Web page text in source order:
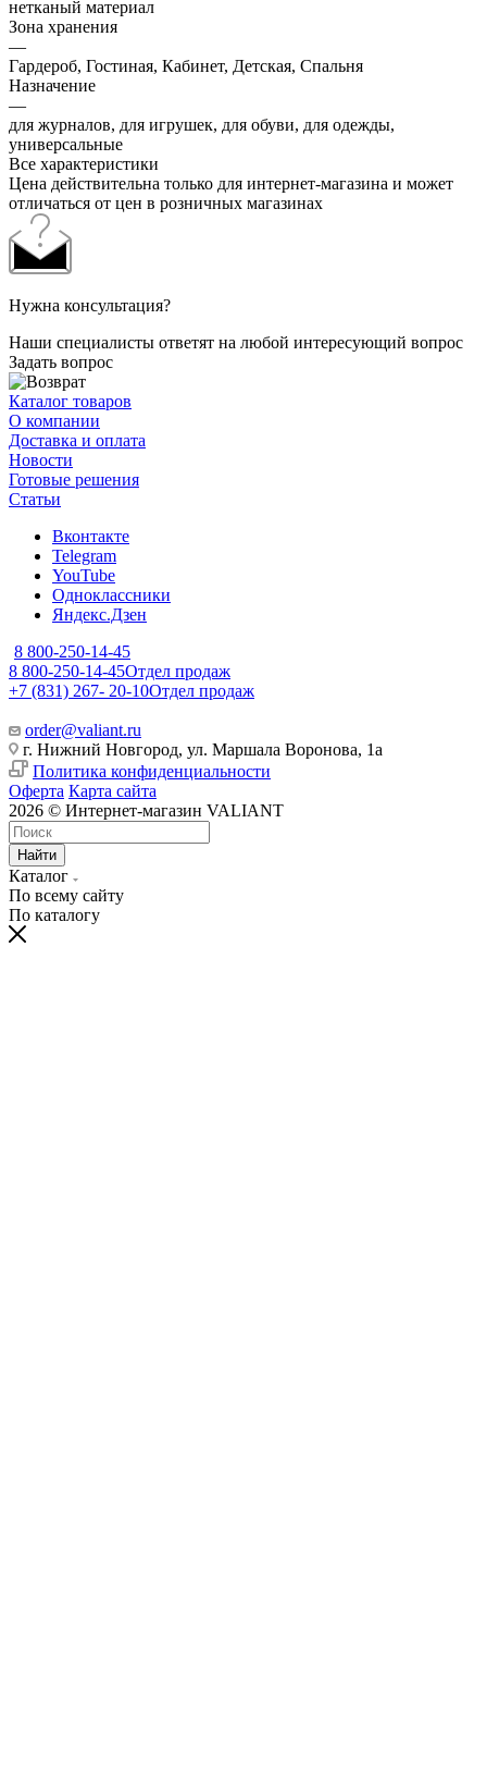
нетканый материал
Зона хранения
—
Гардероб, Гостиная, Кабинет, Детская, Спальня
Назначение
—
для журналов, для игрушек, для обуви, для одежды,
универсальные
Все характеристики
Цена действительна только для интернет-магазина и может
отличаться от цен в розничных магазинах
Нужна консультация?
Наши специалисты ответят на любой интересующий вопрос
Задать вопрос
Каталог товаров
О компании
Доставка и оплата
Новости
Готовые решения
Статьи
Вконтакте
Telegram
YouTube
Одноклассники
Яндекс.Дзен
8 800-250-14-45
8 800-250-14-45Отдел продаж
+7 (831) 267- 20-10Отдел продаж
order@valiant.ru
г. Нижний Новгород, ул. Маршала Воронова, 1а
Политика конфиденциальности
Оферта Карта сайта
2026 © Интернет-магазин VALIANT
Найти
Каталог
По всему сайту
По каталогу